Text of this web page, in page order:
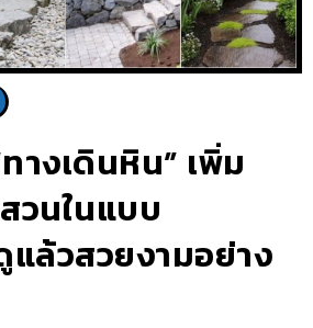
างเดินหิน” เพิ่ม
วนในแบบ
แล้วสวยงามอย่าง